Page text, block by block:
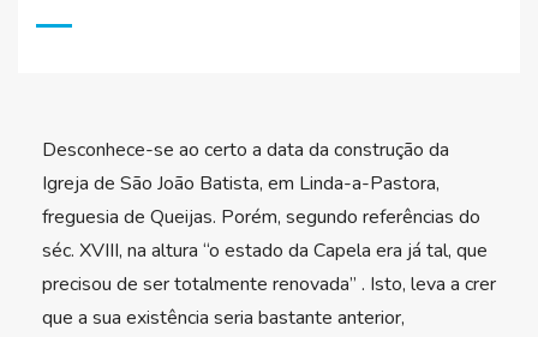
Desconhece-se ao certo a data da construção da
Igreja de São João Batista, em Linda-a-Pastora,
freguesia de Queijas. Porém, segundo referências do
séc. XVIII, na altura “o estado da Capela era já tal, que
precisou de ser totalmente renovada” . Isto, leva a crer
que a sua existência seria bastante anterior,